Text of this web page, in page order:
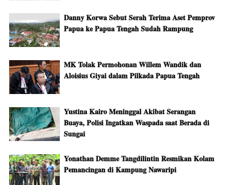
Danny Korwa Sebut Serah Terima Aset Pemprov
Papua ke Papua Tengah Sudah Rampung
MK Tolak Permohonan Willem Wandik dan
Aloisius Giyai dalam Pilkada Papua Tengah
Yustina Kairo Meninggal Akibat Serangan
Buaya, Polisi Ingatkan Waspada saat Berada di
Sungai
Yonathan Demme Tangdilintin Resmikan Kolam
Pemancingan di Kampung Nawaripi